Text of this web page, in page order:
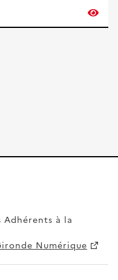
à la
Numérique